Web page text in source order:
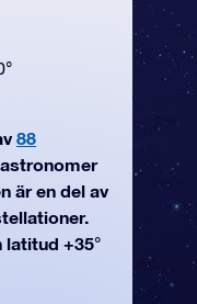
88
är en del av
latitud +35°